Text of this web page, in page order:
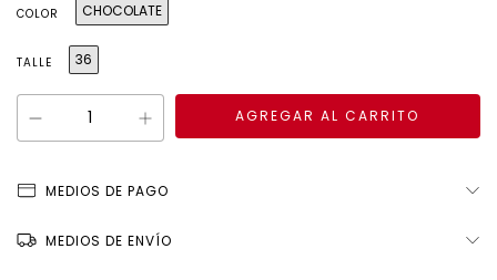
COLOR CHOCOLATE
TALLE 36
MEDIOS DE PAGO
MEDIOS DE ENVÍO